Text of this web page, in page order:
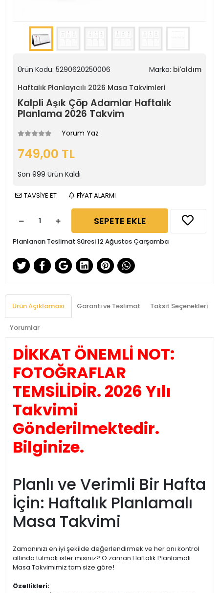
Ürün Kodu: 5290620250006 Marka: bi'aldım
Haftalık Planlayıcılı 2026 Masa Takvimleri
Kalpli Aşık Çöp Adamlar Haftalık
Planlama 2026 Takvim
Yorum Yaz
749,00 TL
Son 999 Ürün Kaldı
TAVSİYE ET FİYAT ALARMI
SEPETE EKLE
Planlanan Teslimat Süresi 12 Ağustos Çarşamba
Ürün Açıklaması Garanti ve Teslimat Taksit Seçenekleri
Yorumlar
DİKKAT ÖNEMLİ NOT:
FOTOĞRAFLAR
TEMSİLİDİR. 2026 Yılı
Takvimi
Gönderilmektedir.
Bilginize.
Planlı ve Verimli Bir Hafta
İçin: Haftalık Planlamalı
Masa Takvimi
Zamanınızı en iyi şekilde değerlendirmek ve her anı kontrol
altında tutmak ister misiniz? O zaman Haftalık Planlamalı
Masa Takvimimiz tam size göre!
Özellikleri: